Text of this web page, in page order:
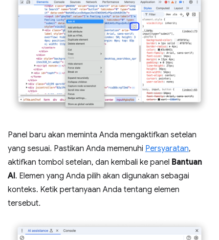
Panel baru akan meminta Anda mengaktifkan setelan
yang sesuai. Pastikan Anda memenuhi Persyaratan,
aktifkan tombol setelan, dan kembali ke panel Bantuan
AI. Elemen yang Anda pilih akan digunakan sebagai
konteks. Ketik pertanyaan Anda tentang elemen
tersebut.